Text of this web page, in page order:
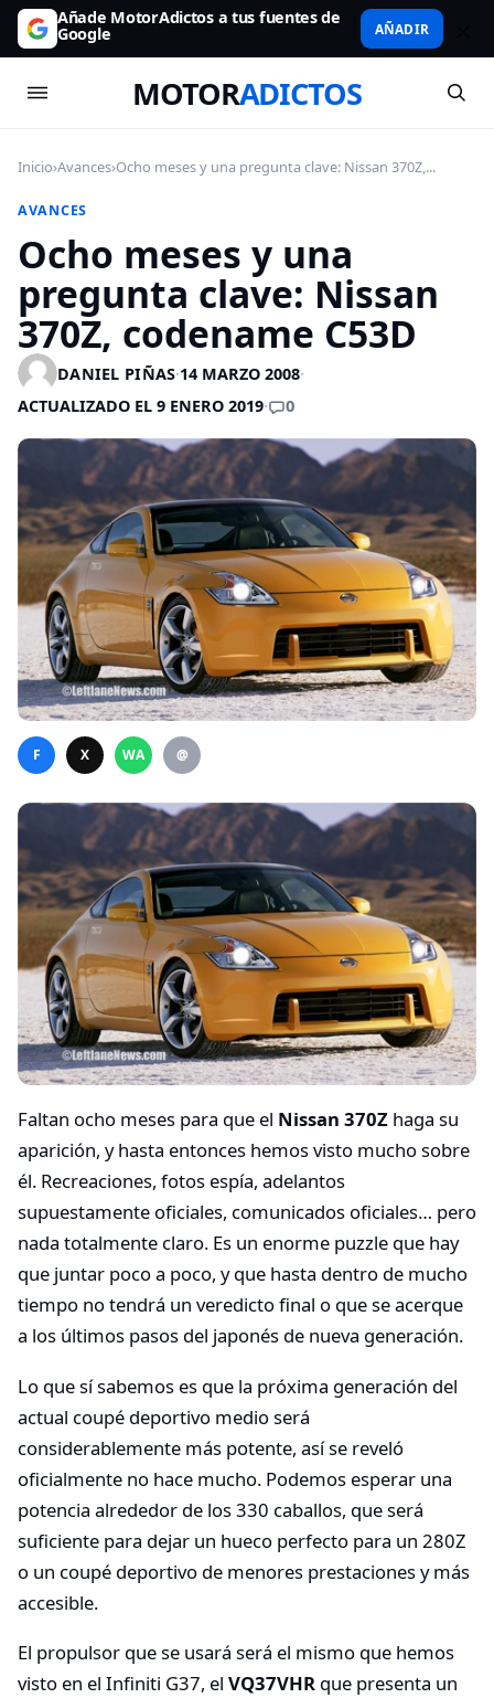
Añade MotorAdictos a tus fuentes de
Google AÑADIR
MOTORADICTOS
Inicio›Avances›Ocho meses y una pregunta clave: Nissan 370Z,...
AVANCES
Ocho meses y una
pregunta clave: Nissan
370Z, codename C53D
DANIEL PIÑAS·14 MARZO 2008·
ACTUALIZADO EL 9 ENERO 2019· 0
F X WA @
Faltan ocho meses para que el Nissan 370Z haga su
aparición, y hasta entonces hemos visto mucho sobre
él. Recreaciones, fotos espía, adelantos
supuestamente oficiales, comunicados oficiales… pero
nada totalmente claro. Es un enorme puzzle que hay
que juntar poco a poco, y que hasta dentro de mucho
tiempo no tendrá un veredicto final o que se acerque
a los últimos pasos del japonés de nueva generación.
Lo que sí sabemos es que la próxima generación del
actual coupé deportivo medio será
considerablemente más potente, así se reveló
oficialmente no hace mucho. Podemos esperar una
potencia alrededor de los 330 caballos, que será
suficiente para dejar un hueco perfecto para un 280Z
o un coupé deportivo de menores prestaciones y más
accesible.
El propulsor que se usará será el mismo que hemos
visto en el Infiniti G37, el VQ37VHR que presenta un